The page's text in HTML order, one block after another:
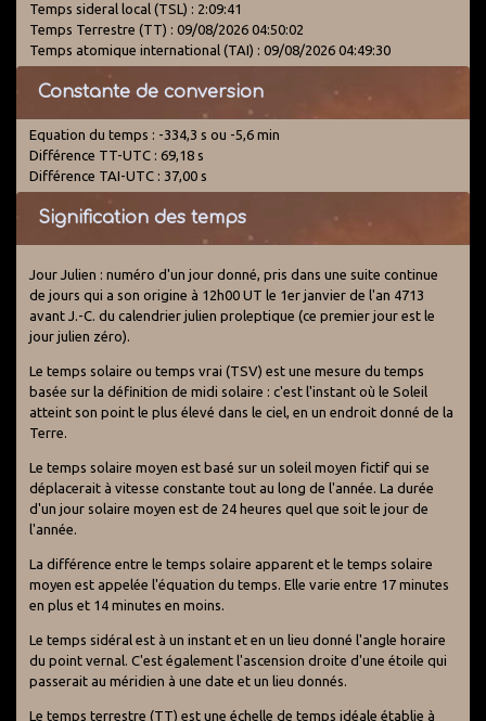
Temps sideral local (TSL) : 2:09:41
Temps Terrestre (TT) : 09/08/2026 04:50:02
Temps atomique international (TAI) : 09/08/2026 04:49:30
Constante de conversion
Equation du temps : -334,3 s ou -5,6 min
Différence TT-UTC : 69,18 s
Différence TAI-UTC : 37,00 s
Signification des temps
Jour Julien : numéro d'un jour donné, pris dans une suite continue
de jours qui a son origine à 12h00 UT le 1er janvier de l'an 4713
avant J.-C. du calendrier julien proleptique (ce premier jour est le
jour julien zéro).
Le temps solaire ou temps vrai (TSV) est une mesure du temps
basée sur la définition de midi solaire : c'est l'instant où le Soleil
atteint son point le plus élevé dans le ciel, en un endroit donné de la
Terre.
Le temps solaire moyen est basé sur un soleil moyen fictif qui se
déplacerait à vitesse constante tout au long de l'année. La durée
d'un jour solaire moyen est de 24 heures quel que soit le jour de
l'année.
La différence entre le temps solaire apparent et le temps solaire
moyen est appelée l'équation du temps. Elle varie entre 17 minutes
en plus et 14 minutes en moins.
Le temps sidéral est à un instant et en un lieu donné l'angle horaire
du point vernal. C'est également l'ascension droite d'une étoile qui
passerait au méridien à une date et un lieu donnés.
Le temps terrestre (TT) est une échelle de temps idéale établie à